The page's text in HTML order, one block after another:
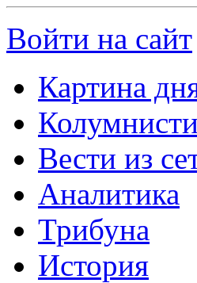
Войти на сайт
Картина
Вести из
Аналитика
Трибуна
История